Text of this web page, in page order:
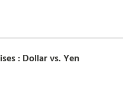
: Dollar vs. Yen